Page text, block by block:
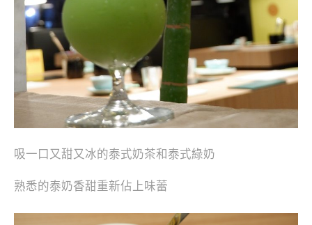
吸一口又甜又冰的泰式奶茶和泰式綠奶
熟悉的泰奶香甜重新佔上味蕾